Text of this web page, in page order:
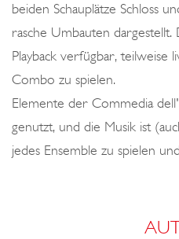
beiden Schauplätze Schloss
rasche Umbauten
Playback verfügbar, teilweise
Combo zu spielen.
Elemente der Commedia
genutzt, und die Musik ist
jedes Ensemble zu spielen